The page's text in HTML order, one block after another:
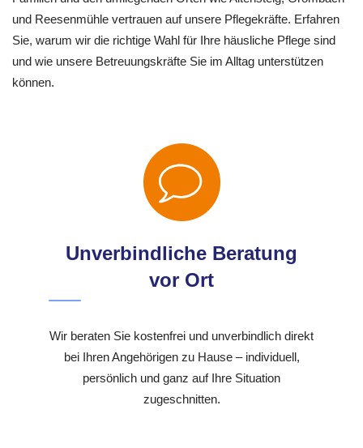
und Reesenmühle vertrauen auf unsere Pflegekräfte. Erfahren
Sie, warum wir die richtige Wahl für Ihre häusliche Pflege sind
und wie unsere Betreuungskräfte Sie im Alltag unterstützen
können.
Unverbindliche Beratung
vor Ort
Wir beraten Sie kostenfrei und unverbindlich direkt
bei Ihren Angehörigen zu Hause – individuell,
persönlich und ganz auf Ihre Situation
zugeschnitten.